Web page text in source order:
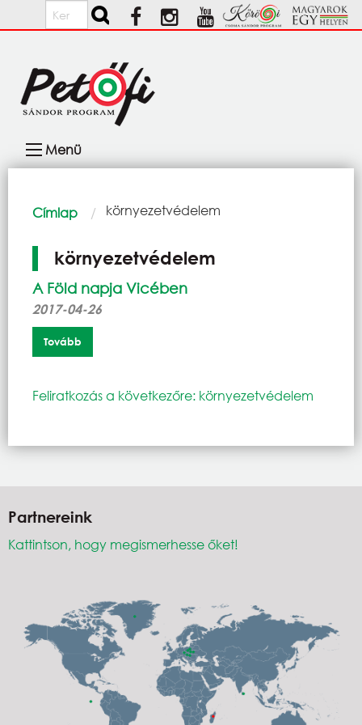
Ugrás a tartalomra
Keresés
navigáció
Menü
Morzsa
Címlap Current:
környezetvédelem
környezetvédelem
A Föld napja Vicében
2017-04-26
Tovább
Feliratkozás a következőre: környezetvédelem
Partnereink
Kattintson, hogy megismerhesse őket!